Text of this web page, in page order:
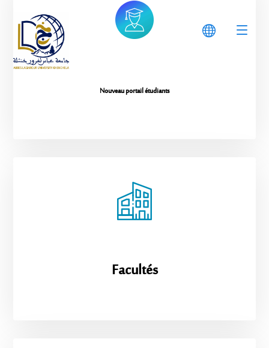
Nouveau portail étudiants
Facultés